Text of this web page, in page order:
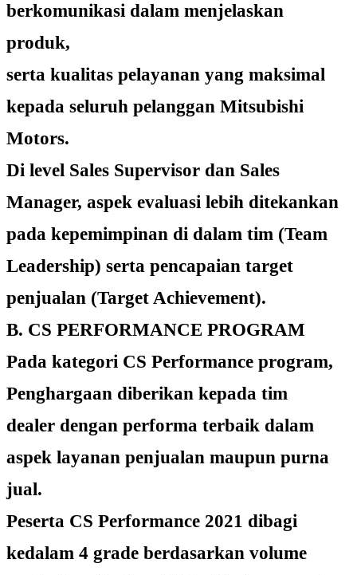
berkomunikasi dalam menjelaskan
produk,
serta kualitas pelayanan yang maksimal
kepada seluruh pelanggan Mitsubishi
Motors.
Di level Sales Supervisor dan Sales
Manager, aspek evaluasi lebih ditekankan
pada kepemimpinan di dalam tim (Team
Leadership) serta pencapaian target
penjualan (Target Achievement).
B. CS PERFORMANCE PROGRAM
Pada kategori CS Performance program,
Penghargaan diberikan kepada tim
dealer dengan performa terbaik dalam
aspek layanan penjualan maupun purna
jual.
Peserta CS Performance 2021 dibagi
kedalam 4 grade berdasarkan volume